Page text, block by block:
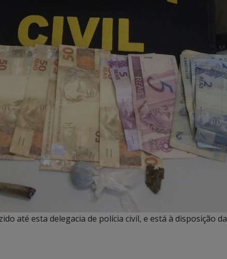
até esta delegacia de polícia civil, e está à disposição da